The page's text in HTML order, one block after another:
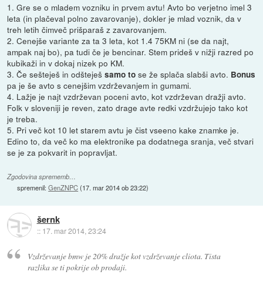
1. Gre se o mladem vozniku in prvem avtu! Avto bo verjetno imel 3
leta (in plačeval polno zavarovanje), dokler je mlad voznik, da v
treh letih čimveč prišparaš z zavarovanjem.
2. Cenejše variante za ta 3 leta, kot 1.4 75KM ni (se da najt,
ampak naj bo), pa tudi če je bencinar. Stem prideš v nižji razred po
kubikaži in v dokaj nizek po KM.
3. Če sešteješ in odšteješsamo to se že splača slabši avto. Bonus
pa je še avto s cenejšim vzdrževanjem in gumami.
4. Lažje je najt vzdrževan poceni avto, kot vzdrževan dražji avto.
Folk v sloveniji je reven, zato drage avte redki vzdržujejo tako kot
je treba.
5. Pri več kot 10 let starem avtu je čist vseeno kake znamke je.
Edino to, da več ko ma elektronike pa dodatnega sranja, več stvari
se je za pokvarit in popravljat.
Zgodovina sprememb…
spremenil:GenZNPC(17. mar 2014 ob 23:22)
šernk
:: 17. mar 2014, 23:24
Vzdrževanje bmw je 20% dražje kot vzdrževanje cliota. Tista
razlika se ti pokrije ob prodaji.